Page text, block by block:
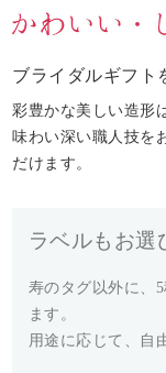
ブライダルギフト
彩豊かな美しい造形
味わい深い職人技を
だけます。
ラベルもお選
寿のタグ以外に、
ます。
用途に応じて、自